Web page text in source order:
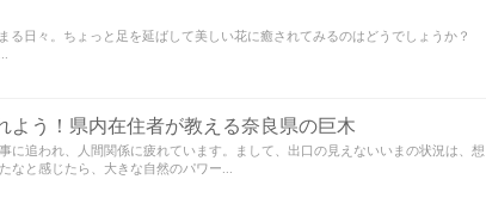
る日々。ちょっと足を延ばして美しい花に癒されてみるのはどうでしょうか？
よう！県内在住者が教える奈良県の巨木
に追われ、人間関係に疲れています。まして、出口の見えないいまの状況は、想
なと感じたら、大きな自然のパワー...